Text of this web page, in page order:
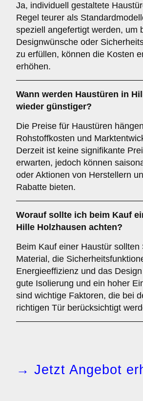
Ja, individuell gestaltete
Regel teurer als
speziell angefertigt werden, um
Designwünsche oder
zu erfüllen, können die Kosten
erhöhen.
Wann werden Haustüren in
wieder günstiger?
Die Preise für Haustüren
Rohstoffkosten und
Derzeit ist keine signifikante
erwarten, jedoch können
oder Aktionen von Herstellern
Rabatte bieten.
Worauf sollte ich beim Kauf
Hille Holzhausen achten?
Beim Kauf einer Haustür sollten
Material, die
Energieeffizienz und das
gute Isolierung und ein hoher
sind wichtige Faktoren, die bei
richtigen Tür berücksichtigt
→ Jetzt Angebot